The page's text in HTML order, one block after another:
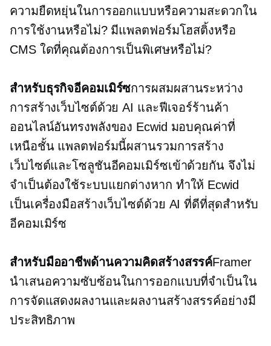
ความยืดหยุ่นในการออกแบบหรือความสะดวกใน
การใช้งานหรือไม่? มีแพลตฟอร์มโฮสติ้งหรือ
CMS ใดที่คุณต้องการเป็นพิเศษหรือไม่?
สำหรับธุรกิจอีคอมเมิร์ซการผสมผสานระหว่าง
การสร้างเว็บไซต์ด้วย AI และฟีเจอร์ร้านค้า
ออนไลน์อันทรงพลังของ Ecwid มอบคุณค่าที่
เหนือชั้น แพลตฟอร์มนี้ผสานรวมการสร้าง
เว็บไซต์และโซลูชันอีคอมเมิร์ซเข้าด้วยกัน จึงไม่
จำเป็นต้องใช้ระบบแยกต่างหาก ทำให้ Ecwid
เป็นเครื่องมือสร้างเว็บไซต์ด้วย AI ที่ดีที่สุดสำหรับ
อีคอมเมิร์ซ
สำหรับมืออาชีพด้านความคิดสร้างสรรค์Framer
นำเสนอความซับซ้อนในการออกแบบที่จำเป็นใน
การจัดแสดงผลงานและผลงานสร้างสรรค์อย่างมี
ประสิทธิภาพ